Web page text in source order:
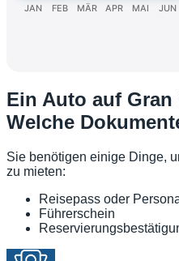
JAN FEB MÄR APR MAI JUN
Ein Auto auf Gran
Welche
Sie benötigen einige Dinge,
zu mieten:
Reisepass oder
Führerschein